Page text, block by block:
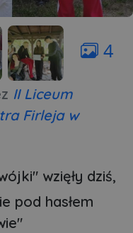
4
II Liceum
Firleja w
wzięły dziś,
pod hasłem